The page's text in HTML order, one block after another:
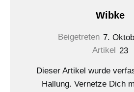
Wibke
Beigetreten 7.
Artikel 23
Dieser Artikel wurde
Hallung. Vernetze Dich